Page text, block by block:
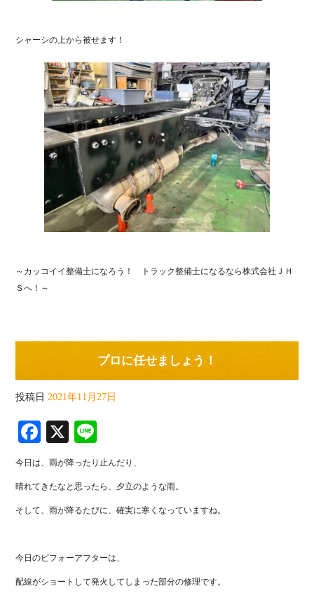
シャーシの上から被せます！
～カッコイイ整備士になろう！ トラック整備士になるなら株式会社ＪＨ
Ｓへ！～
プロに任せましょう！
投稿日 2021年11月27日
Fa
ce
bo
ok
X
ne
今日は、雨が降ったり止んだり、
晴れてきたなと思ったら、夕立のような雨。
そして、雨が降るたびに、確実に寒くなっていますね。
今日のビフォーアフターは、
配線がショートして発火してしまった部分の修理です。